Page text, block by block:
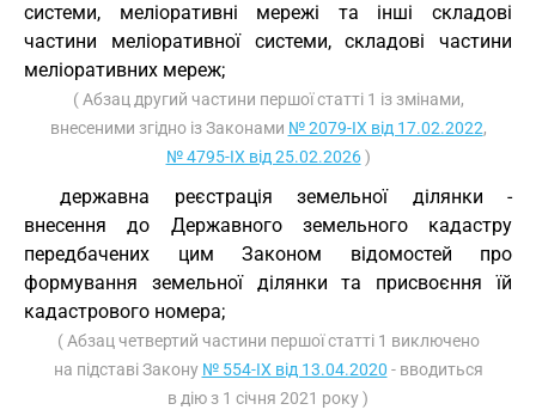
системи, меліоративні мережі та інші складові
частини меліоративної системи, складові частини
меліоративних мереж;
( Абзац другий частини першої статті 1 із змінами,
внесеними згідно із Законами № 2079-IX від 17.02.2022,
№ 4795-IX від 25.02.2026)
державна реєстрація земельної ділянки -
внесення до Державного земельного кадастру
передбачених цим Законом відомостей про
формування земельної ділянки та присвоєння їй
кадастрового номера;
( Абзац четвертий частини першої статті 1 виключено
на підставі Закону № 554-IX від 13.04.2020 - вводиться
в дію з 1 січня 2021 року )